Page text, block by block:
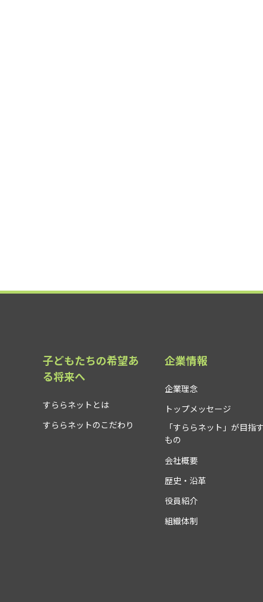
子どもたちの希望あ
る将来へ
すららネットとは
すららネットのこだわり
企業情報
企業理念
トップメッセージ
「すららネット」が目指す
もの
会社概要
歴史・沿革
役員紹介
組織体制